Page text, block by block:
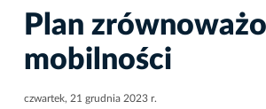
Plan
mobilności
czwartek, 21 grudnia 2023 r.